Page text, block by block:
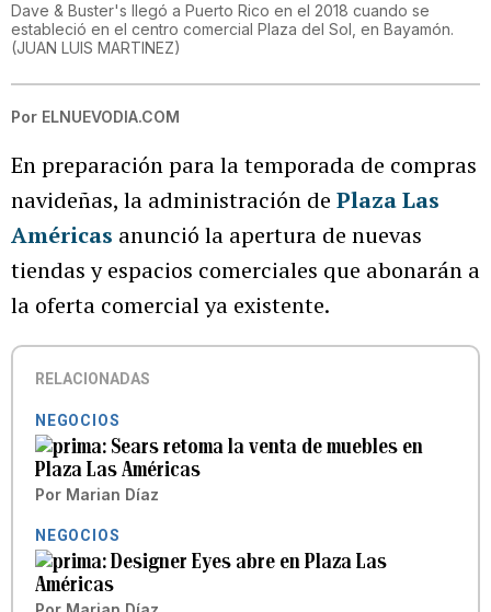
Dave & Buster's llegó a Puerto Rico en el 2018 cuando se
estableció en el centro comercial Plaza del Sol, en Bayamón.
(JUAN LUIS MARTINEZ)
Por ELNUEVODIA.COM
En preparación para la temporada de compras
navideñas, la administración de Plaza Las
Américas anunció la apertura de nuevas
tiendas y espacios comerciales que abonarán a
la oferta comercial ya existente.
RELACIONADAS
NEGOCIOS
Sears retoma la venta de muebles en
Plaza Las Américas
Por Marian Díaz
NEGOCIOS
Designer Eyes abre en Plaza Las
Américas